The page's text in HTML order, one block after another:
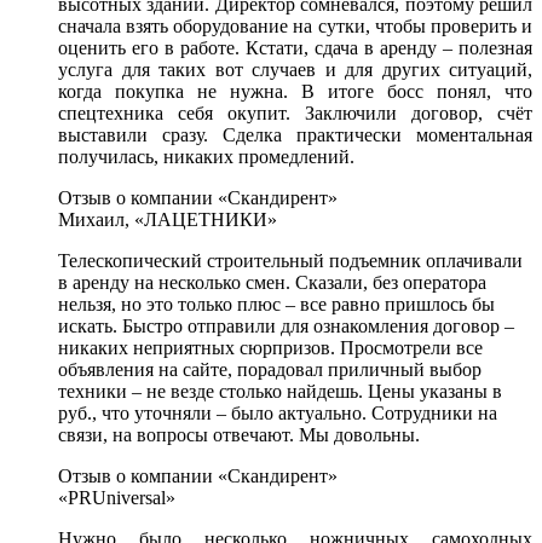
высотных зданий. Директор сомневался, поэтому решил
сначала взять оборудование на сутки, чтобы проверить и
оценить его в работе. Кстати, сдача в аренду – полезная
услуга для таких вот случаев и для других ситуаций,
когда покупка не нужна. В итоге босс понял, что
спецтехника себя окупит. Заключили договор, счёт
выставили сразу. Сделка практически моментальная
получилась, никаких промедлений.
Отзыв о компании «Скандирент»
Михаил, «ЛАЦЕТНИКИ»
Телескопический строительный подъемник оплачивали
в аренду на несколько смен. Сказали, без оператора
нельзя, но это только плюс – все равно пришлось бы
искать. Быстро отправили для ознакомления договор –
никаких неприятных сюрпризов. Просмотрели все
объявления на сайте, порадовал приличный выбор
техники – не везде столько найдешь. Цены указаны в
руб., что уточняли – было актуально. Сотрудники на
связи, на вопросы отвечают. Мы довольны.
Отзыв о компании «Скандирент»
«PRUniversal»
Нужно было несколько ножничных самоходных